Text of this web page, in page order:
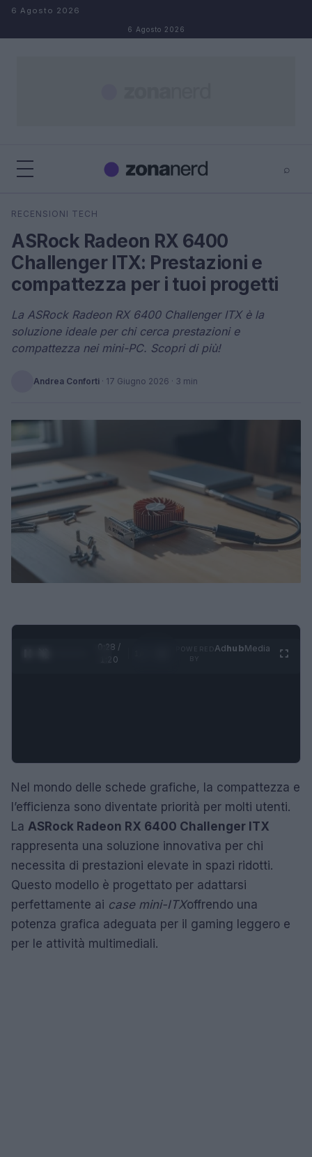
Salta al contenuto
6 Agosto 2026
6 Agosto 2026
⌕
Cerca
RECENSIONI TECH
ASRock Radeon RX 6400
Challenger ITX: Prestazioni e
compattezza per i tuoi progetti
La ASRock Radeon RX 6400 Challenger ITX è la
soluzione ideale per chi cerca prestazioni e
compattezza nei mini-PC. Scopri di più!
Andrea Conforti · 17 Giugno 2026 · 3 min
0:29 /
1:20
AdhubMedia
Nel mondo delle schede grafiche, la compattezza e
l’efficienza sono diventate priorità per molti utenti.
La ASRock Radeon RX 6400 Challenger ITX
rappresenta una soluzione innovativa per chi
necessita di prestazioni elevate in spazi ridotti.
Questo modello è progettato per adattarsi
perfettamente ai case mini-ITXoffrendo una
potenza grafica adeguata per il gaming leggero e
per le attività multimediali.